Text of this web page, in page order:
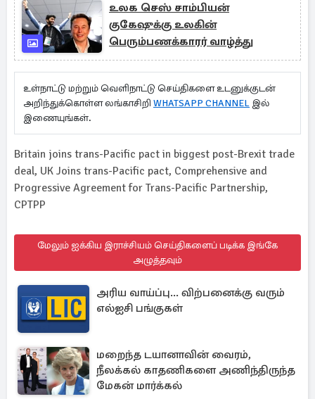
உலக செஸ் சாம்பியன்
குகேஷுக்கு உலகின்
பெரும்பணக்காரர் வாழ்த்து
உள்நாட்டு மற்றும் வெளிநாட்டு செய்திகளை உடனுக்குடன்
அறிந்துக்கொள்ள லங்காசிறி WHATSAPP CHANNEL இல்
இணையுங்கள்.
Britain joins trans-Pacific pact in biggest post-Brexit trade
deal, UK Joins trans-Pacific pact, Comprehensive and
Progressive Agreement for Trans-Pacific Partnership,
CPTPP
மேலும் ஐக்கிய இராச்சியம் செய்திகளைப் படிக்க இங்கே
அழுத்தவும்
அரிய வாய்ப்பு... விற்பனைக்கு வரும்
எல்ஐசி பங்குகள்
மறைந்த டயானாவின் வைரம்,
நீலக்கல் காதணிகளை அணிந்திருந்த
மேகன் மார்க்கல்